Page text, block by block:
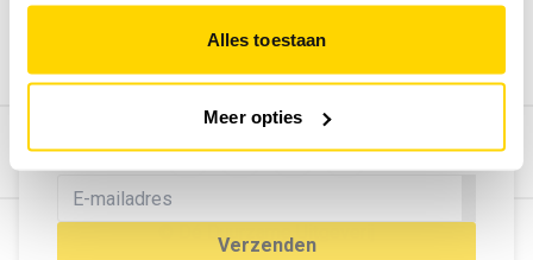
Alles toestaan
Meer opties
MELD U AAN VOOR ONZE
NIEUWSBRIEF
Blijf op de hoogte van het laatste nieuws!
Verzenden
Bekijk hier de mogelijkheden.
© Dé Duurzame Uitgeverij